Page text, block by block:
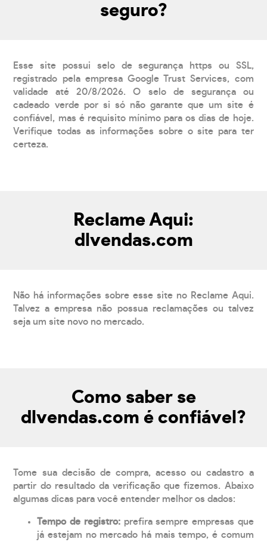
seguro?
Esse site possui selo de segurança https ou SSL,
registrado pela empresa Google Trust Services, com
validade até 20/8/2026. O selo de segurança ou
cadeado verde por si só não garante que um site é
confiável, mas é requisito mínimo para os dias de hoje.
Verifique todas as informações sobre o site para ter
certeza.
Reclame Aqui:
dlvendas.com
Não há informações sobre esse site no Reclame Aqui.
Talvez a empresa não possua reclamações ou talvez
seja um site novo no mercado.
Como saber se
dlvendas.com é confiável?
Tome sua decisão de compra, acesso ou cadastro a
partir do resultado da verificação que fizemos. Abaixo
algumas dicas para você entender melhor os dados:
Tempo de registro: prefira sempre empresas que
já estejam no mercado há mais tempo, é comum